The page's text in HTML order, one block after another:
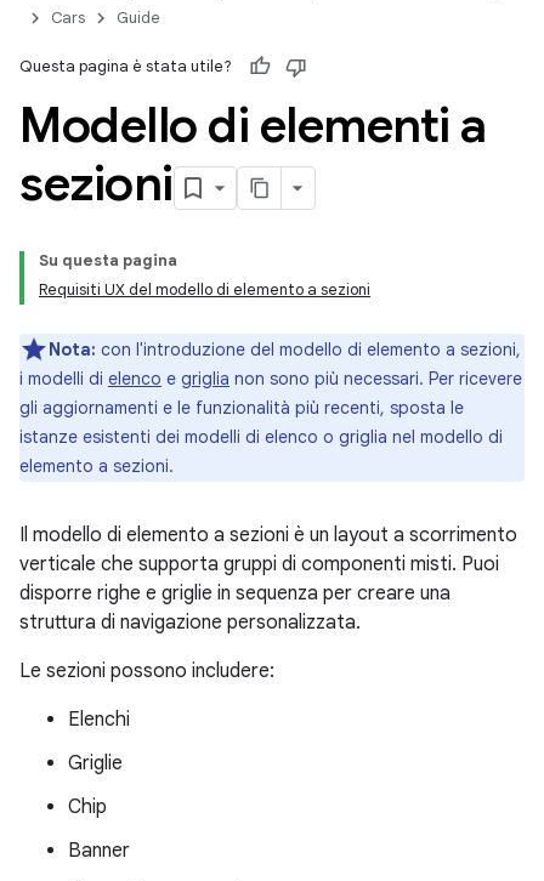
Cars
Guide
Questa pagina è stata utile?
Modello di elementi a
sezioni
Su questa pagina
Requisiti UX del modello di elemento a sezioni
Nota: con l'introduzione del modello di elemento a sezioni,
i modelli di elenco e griglia non sono più necessari. Per ricevere
gli aggiornamenti e le funzionalità più recenti, sposta le
istanze esistenti dei modelli di elenco o griglia nel modello di
elemento a sezioni.
Il modello di elemento a sezioni è un layout a scorrimento
verticale che supporta gruppi di componenti misti. Puoi
disporre righe e griglie in sequenza per creare una
struttura di navigazione personalizzata.
Le sezioni possono includere:
Elenchi
Griglie
Chip
Banner